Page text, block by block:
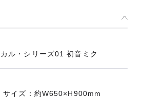
ル・シリーズ01 初音ミク
サイズ：約W650×H900mm